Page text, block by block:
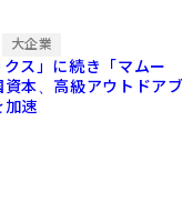
大企業
ス」に続き「マムー
本、高級アウトドア
加速